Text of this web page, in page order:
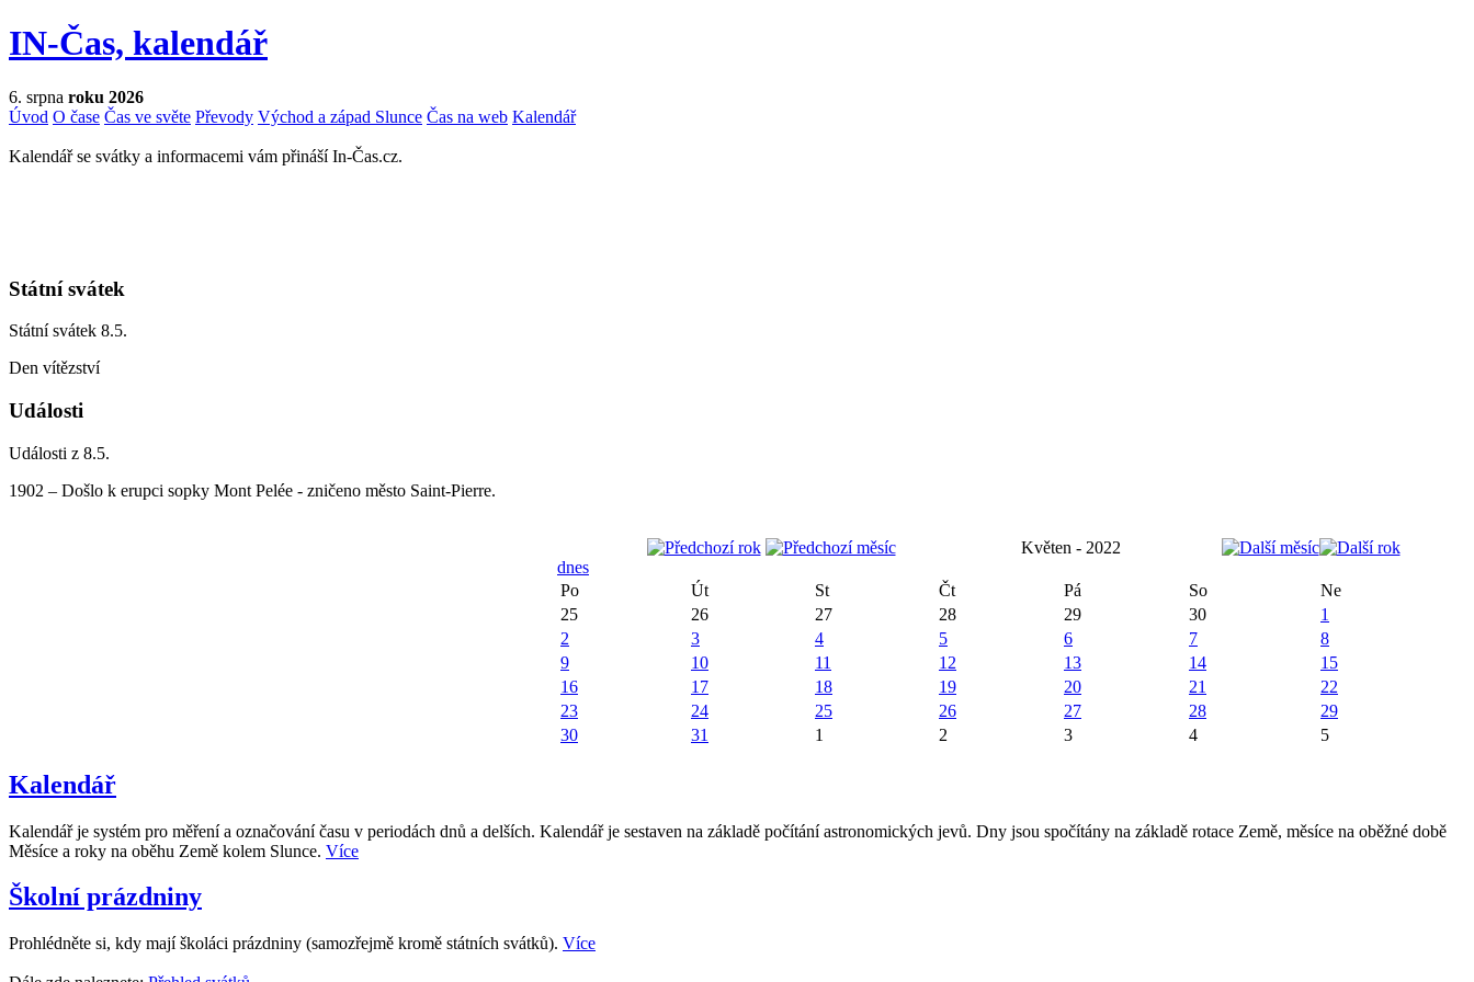
IN-Čas, kalendář
6. srpna roku 2026
Úvod O čase Čas ve světe Převody Východ a západ Slunce Čas na web Kalendář
Kalendář se svátky a informacemi vám přináší In-Čas.cz.
Státní svátek
Státní svátek 8.5.
Den vítězství
Události
Události z 8.5.
1902 – Došlo k erupci sopky Mont Pelée - zničeno město Saint-Pierre.
Květen - 2022
dnes
Po
Út St Čt Pá So
Ne
25
26 27 28 29 30
1
2
3 4 5 6 7
8
9
10 11 12 13 14
15
16
17 18 19 20 21
22
23
24 25 26 27 28
29
30
31 1 2 3 4 5
Kalendář
Kalendář je systém pro měření a označování času v periodách dnů a delších. Kalendář je sestaven na základě počítání astronomických jevů. Dny jsou spočítány na základě rotace Země, měsíce na oběžné době
Měsíce a roky na oběhu Země kolem Slunce. Více
Školní prázdniny
Prohlédněte si, kdy mají školáci prázdniny (samozřejmě kromě státních svátků). Více